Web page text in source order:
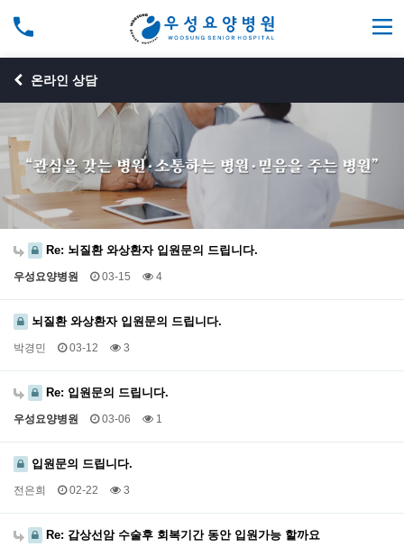
온라인 상담
Re: 뇌질환 와상환자 입원문의 드립니다.
우성요양병원 03-15 4
뇌질환 와상환자 입원문의 드립니다.
박경민 03-12 3
Re: 입원문의 드립니다.
우성요양병원 03-06 1
입원문의 드립니다.
전은희 02-22 3
Re: 갑상선암 수술후 회복기간 동안 입원가능 할까요